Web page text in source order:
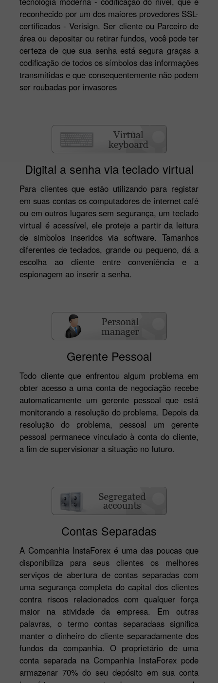
reconhecido por um dos maiores provedores SSL-
certificados - Verisign. Ser cliente ou Parceiro de
área ou depositar ou retirar fundos, você pode ter
certeza de que sua senha está segura graças a
codificação de todos os símbolos das informações
transmitidas e que consequentemente não podem
ser roubadas por invasores
Digital a senha via teclado virtual
Para clientes que estão utilizando para registar
em suas contas os computadores de internet café
ou em outros lugares sem segurança, um teclado
virtual é acessível, ele proteje a partir da leitura
de simbolos inseridos via software. Tamanhos
diferentes de teclados, grande ou pequeno, dá a
escolha ao cliente entre conveniência e a
espionagem ao inserir a senha.
Gerente Pessoal
Todo cliente que enfrentou algum problema em
obter acesso a uma conta de negociação recebe
automaticamente um gerente pessoal que está
monitorando a resolução do problema. Depois da
resolução do problema, pessoal um gerente
pessoal permanece vinculado à conta do cliente,
a fim de supervisionar a situação no futuro.
Contas Separadas
A Companhia InstaForex é uma das poucas que
disponibiliza para seus clientes os melhores
serviços de abertura de contas separadas com
uma segurança completa do capital dos clientes
contra riscos relacionados com qualquer força
maior na atividade da empresa. Em outras
palavras, o termo contas separadaas significa
manter o dinheiro do cliente separadamente dos
fundos da companhia. O proprietário de uma
conta separada na Companhia InstaForex pode
armazenar 70% do seu depósito em sua conta